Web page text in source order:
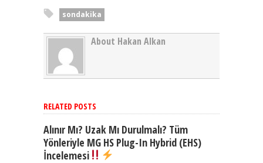
sondakika
About Hakan Alkan
RELATED POSTS
Alınır Mı? Uzak Mı Durulmalı? Tüm
Yönleriyle MG HS Plug-In Hybrid (EHS)
İncelemesi